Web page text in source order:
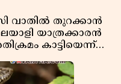
വാതിൽ തുറക്കാൻ
യാത്രക്കാരൻ
കാട്ടിയെന്ന്